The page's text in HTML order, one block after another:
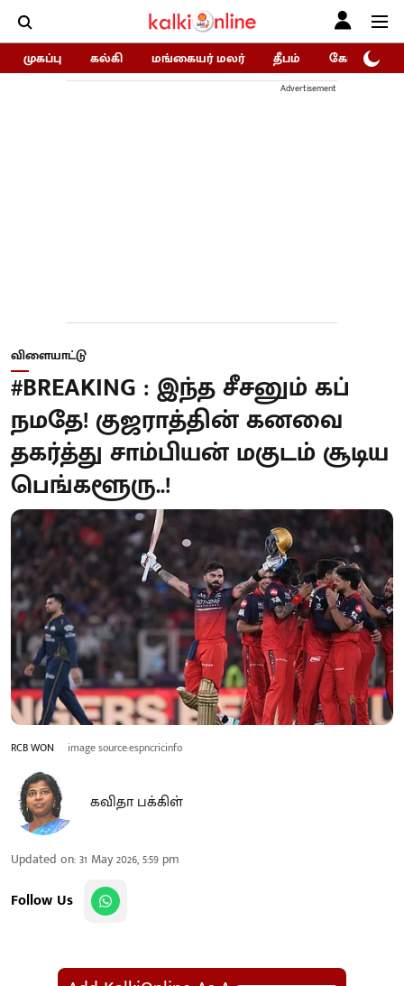
முகப்பு கல்கி மங்கையர் மலர் தீபம் கோகுலம்/
Advertisement
விளையாட்டு
#BREAKING : இந்த சீசனும் கப்
நமதே! குஜராத்தின் கனவை
தகர்த்து சாம்பியன் மகுடம் சூடிய
பெங்களூரு..!
RCB WON image source:espncricinfo
கவிதா பக்கிள்
Updated on:31 May 2026, 5:59 pm
Follow Us